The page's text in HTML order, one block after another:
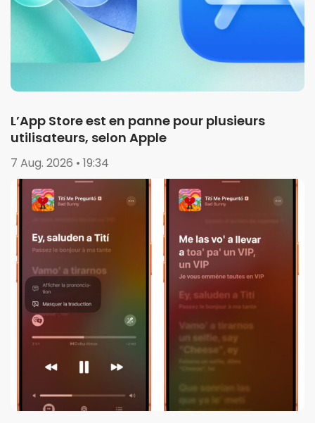
L’App Store est en panne pour plusieurs
utilisateurs, selon Apple
7 Aug. 2026 • 19:34